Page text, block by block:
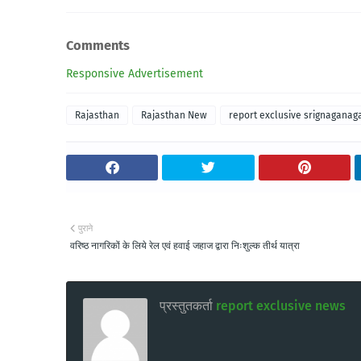
Comments
Responsive Advertisement
Rajasthan Rajasthan New report exclusive
पुराने
वरिष्ठ नागरिकों के लिये रेल एवं हवाई जहाज द्वारा निःशुल्क तीर्थ यात्रा
प्रस्तुतकर्ता report exclusive news